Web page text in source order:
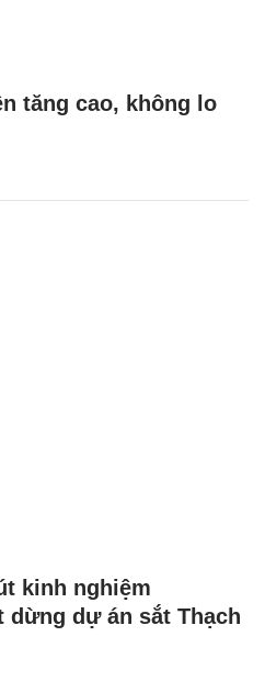
tăng cao, không lo
kinh nghiệm
dừng dự án sắt Thạch